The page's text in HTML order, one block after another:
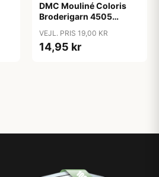
DMC Mouliné Coloris
Broderigarn 4505
VEJL. PRIS 19,00 KR
14,95 kr